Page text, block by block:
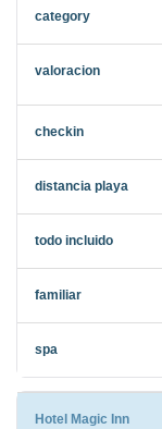
Hotel Magic Inn